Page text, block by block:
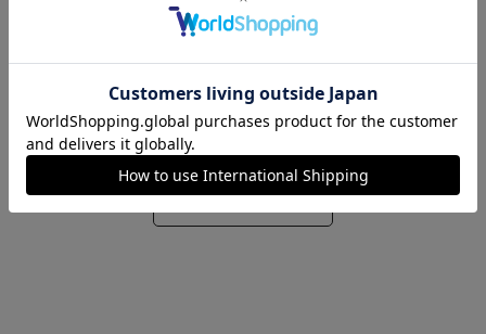
りました。色も統一感があって、よかったです。